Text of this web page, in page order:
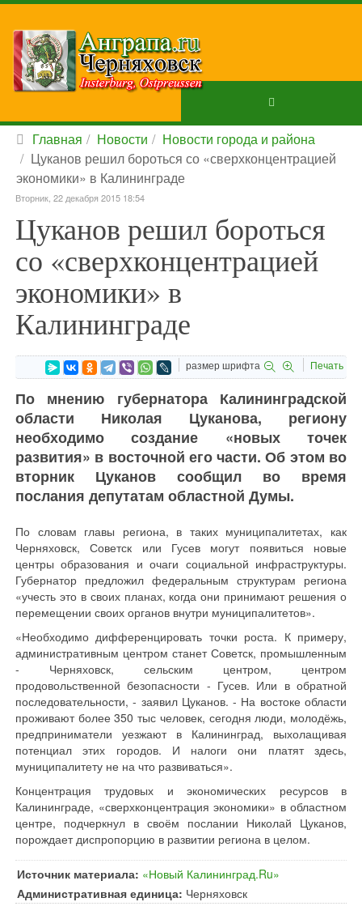
Главная Новости
Новости города и района
Цуканов решил бороться со «сверхконцентрацией
экономики» в Калининграде
Вторник, 22 декабря 2015 18:54
Цуканов решил бороться
со «сверхконцентрацией
экономики» в
Калининграде
размер шрифта Печать
По мнению губернатора Калининградской
области Николая Цуканова, региону
необходимо создание «новых точек
развития» в восточной его части. Об этом во
вторник Цуканов сообщил во время
послания депутатам областной Думы.
По словам главы региона, в таких муниципалитетах, как
Черняховск, Советск или Гусев могут появиться новые
центры образования и очаги социальной инфраструктуры.
Губернатор предложил федеральным структурам региона
«учесть это в своих планах, когда они принимают решения о
перемещении своих органов внутри муниципалитетов».
«Необходимо дифференцировать точки роста. К примеру,
административным центром станет Советск, промышленным
- Черняховск, сельским центром, центром
продовольственной безопасности - Гусев. Или в обратной
последовательности, - заявил Цуканов. - На востоке области
проживают более 350 тыс человек, сегодня люди, молодёжь,
предприниматели уезжают в Калининград, выхолащивая
потенциал этих городов. И налоги они платят здесь,
муниципалитету не на что развиваться».
Концентрация трудовых и экономических ресурсов в
Калининграде, «сверхконцентрация экономики» в областном
центре, подчеркнул в своём послании Николай Цуканов,
порождает диспропорцию в развитии региона в целом.
Источник материала: «Новый Калининград.Ru»
Административная единица: Черняховск